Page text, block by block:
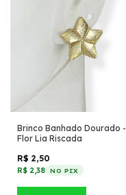
Brinco Banhado Dourado -
Flor Lia Riscada
R$ 2,50
R$ 2,38 NO PIX